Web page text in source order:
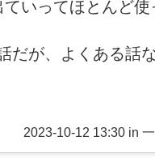
ていってほとんど
だが、よくある話
2023-10-12 13:30 in